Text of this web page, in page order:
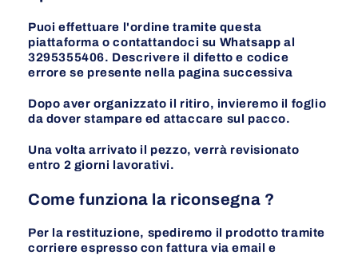
Puoi effettuare l'ordine tramite questa
piattaforma o contattandoci su Whatsapp al
3295355406. Descrivere il difetto e codice
errore se presente nella paginasuccessiva
Dopo aver organizzato il ritiro, invieremo il foglio
da dover stampare ed attaccare sul pacco.
Una volta arrivato il pezzo, verrà revisionato
entro 2 giorni lavorativi.
Come funziona la riconsegna ?
Per la restituzione, spediremo il prodotto tramite
corriere espresso con fattura via email e